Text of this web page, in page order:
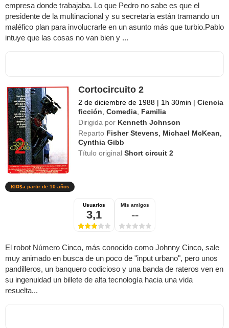
empresa donde trabajaba. Lo que Pedro no sabe es que el
presidente de la multinacional y su secretaria están tramando un
maléfico plan para involucrarle en un asunto más que turbio.Pablo
intuye que las cosas no van bien y ...
Cortocircuito 2
2 de diciembre de 1988 | 1h 30min | Ciencia
ficción ,Comedia Familia
Dirigida por Kenneth Johnson
Reparto Fisher Stevens Michael McKean
Cynthia Gibb
Título originalShort circuit 2
a partir de 10 años
Usuarios
3,1
Mis amigos
--
El robot Número Cinco, más conocido como Johnny Cinco, sale
muy animado en busca de un poco de "input urbano", pero unos
pandilleros, un banquero codicioso y una banda de rateros ven en
su ingenuidad un billete de alta tecnología hacia una vida
resuelta...